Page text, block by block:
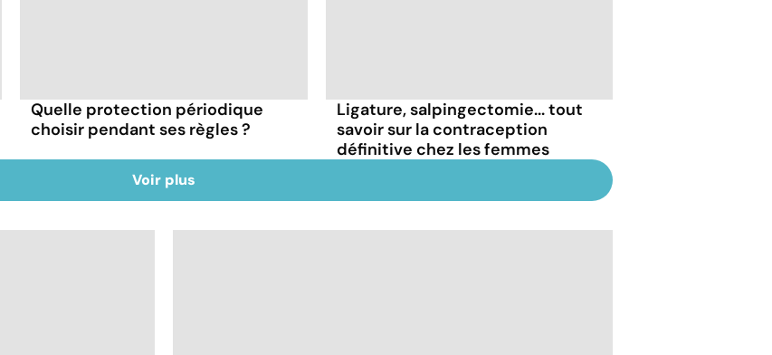
Quelle protection périodique
choisir pendant ses règles ?
Ligature, salpingectomie... tout
savoir sur la contraception
définitive chez les femmes
Voir plus